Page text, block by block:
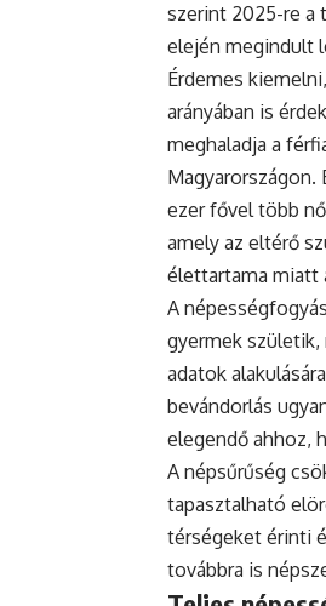
szerint 2025-re a
elején megindult
Érdemes
arányában is
meghaladja a
Magyarországon.
ezer fővel több
amely az eltérő
élettartama miatt
A
gyermek születik,
adatok
bevándorlás
elegendő ahhoz,
A népsűrűség
tapasztalható
térségeket érinti
továbbra is